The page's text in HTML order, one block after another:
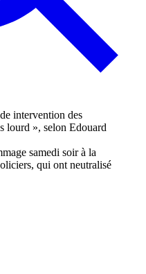
samedi soir à la
qui ont neutralisé